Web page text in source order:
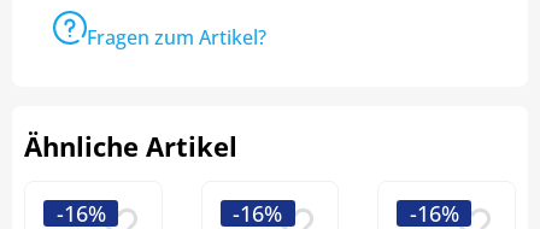
Fragen zum Artikel?
Ähnliche Artikel
-16% -16% -16%